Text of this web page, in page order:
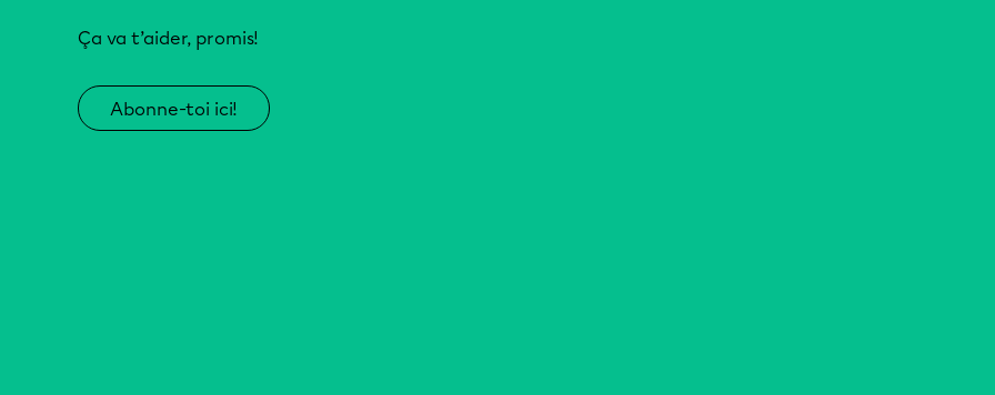
Ça va t’aider, promis!
Abonne-toi ici!